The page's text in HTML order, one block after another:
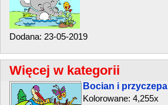
Dodana: 23-05-2019
Więcej w kategorii
Bocian i przyczepa
Kolorowane: 4,255x